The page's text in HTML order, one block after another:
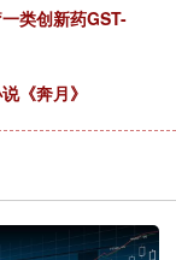
类创新药GST-
《奔月》